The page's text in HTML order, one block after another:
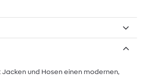
und Hosen einen modernen,